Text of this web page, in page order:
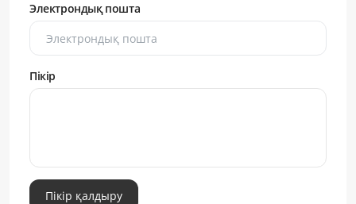
Электрондық пошта
Пікір
Пікір қалдыру